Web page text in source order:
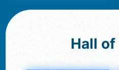
Hall of